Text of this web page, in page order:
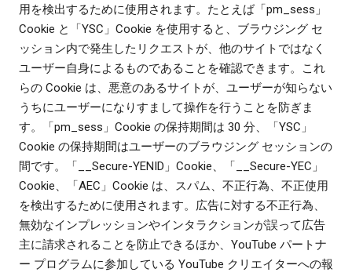
用を検出するために使用されます。たとえば「pm_sess」
Cookie と「YSC」Cookie を使用すると、ブラウジング セ
ッション内で発生したリクエストが、他のサイトではなく
ユーザー自身によるものであることを確認できます。これ
らの Cookie は、悪意のあるサイトが、ユーザーが知らない
うちにユーザーになりすまして操作を行うことを防ぎま
す。「pm_sess」Cookie の保持期間は 30 分、「YSC」
Cookie の保持期間はユーザーのブラウジング セッションの
間です。「__Secure-YENID」Cookie、「__Secure-YEC」
Cookie、「AEC」Cookie は、スパム、不正行為、不正使用
を検出するために使用されます。広告に対する不正行為、
無効なインプレッションやインタラクションが誤って広告
主に請求されることを防止できるほか、YouTube パートナ
ー プログラムに参加している YouTube クリエイターへの報